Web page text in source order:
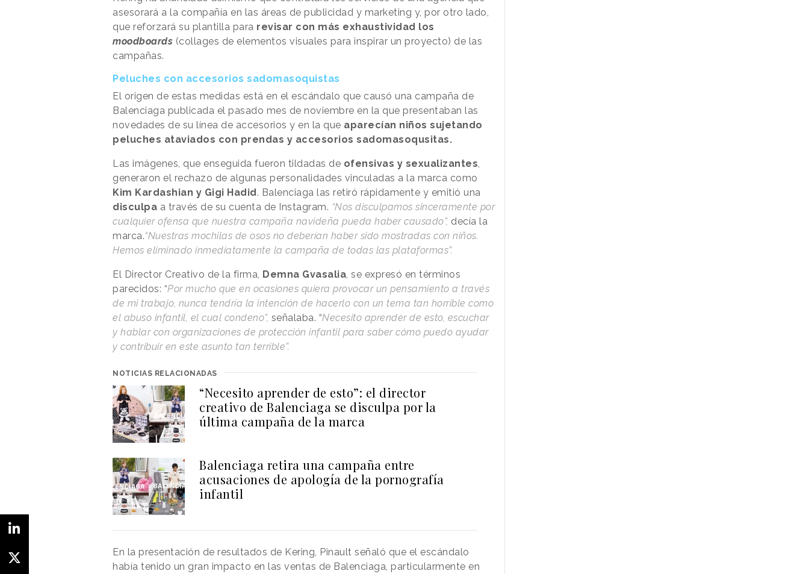
asesorará a la compañía en las áreas de publicidad y marketing y, por otro lado,
que reforzará su plantilla para revisar con más exhaustividad los
moodboards (collages de elementos visuales para inspirar un proyecto) de las
campañas.
Peluches con accesorios sadomasoquistas
El origen de estas medidas está en el escándalo que causó una campaña de
Balenciaga publicada el pasado mes de noviembre en la que presentaban las
novedades de su línea de accesorios y en la que aparecían niños sujetando
peluches ataviados con prendas y accesorios sadomasoqusitas.
Las imágenes, que enseguida fueron tildadas de ofensivas y sexualizantes
generaron el rechazo de algunas personalidades vinculadas a la marca como
Kim Kardashian y Gigi Hadid. Balenciaga las retiró rápidamente y emitió una
disculpa a través de su cuenta de Instagram. “Nos disculpamos sinceramente por
cualquier ofensa que nuestra campaña navideña pueda haber causado”, decía la
marca.“Nuestras mochilas de osos no deberían haber sido mostradas con niños.
Hemos eliminado inmediatamente la campaña de todas las plataformas”.
El Director Creativo de la firma, Demna Gvasalia , se expresó en términos
parecidos: “Por mucho que en ocasiones quiera provocar un pensamiento a través
de mi trabajo, nunca tendría la intención de hacerlo con un tema tan horrible como
el abuso infantil, el cual condeno”, señalaba. “Necesito aprender de esto, escuchar
y hablar con organizaciones de protección infantil para saber cómo puedo ayudar
y contribuir en este asunto tan terrible”.
NOTICIAS RELACIONADAS
“Necesito aprender de esto”: el director
creativo de Balenciaga se disculpa por la
última campaña de la marca
Balenciaga retira una campaña entre
acusaciones de apología de la pornografía
infantil
En la presentación de resultados de Kering, Pinault señaló que el escándalo
había tenido un gran impacto en las ventas de Balenciaga, particularmente en